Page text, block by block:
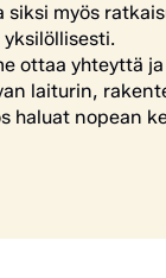
siksi myös
yksilöllisesti.
ottaa yhteyttä
laiturin,
haluat nopean